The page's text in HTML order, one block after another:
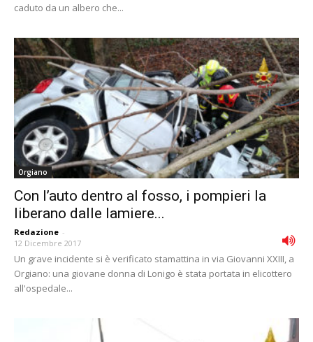
caduto da un albero che...
Orgiano
Con l’auto dentro al fosso, i pompieri la
liberano dalle lamiere...
Redazione -
12 Dicembre 2017
Un grave incidente si è verificato stamattina in via Giovanni XXIII, a
Orgiano: una giovane donna di Lonigo è stata portata in elicottero
all'ospedale...